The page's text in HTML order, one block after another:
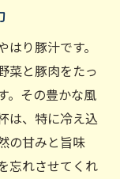
り豚汁です。
菜と豚肉をたっ
。その豊かな風
は、特に冷え込
の甘みと旨味
忘れさせてくれ